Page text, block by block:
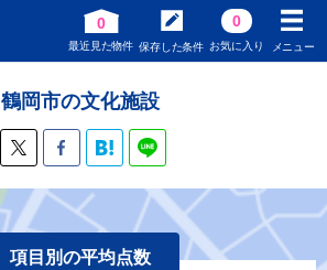
0
最近見た物件 保存した条件
0
お気に入り メニュー
鶴岡市の文化施設
項目別の平均点数